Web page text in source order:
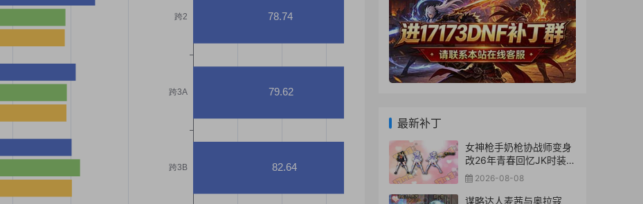
最新补丁
女神枪手奶枪协战师变身
改26年青春回忆JK时装补
丁 2026-08-08
谋略达人麦茜与奥拉寇